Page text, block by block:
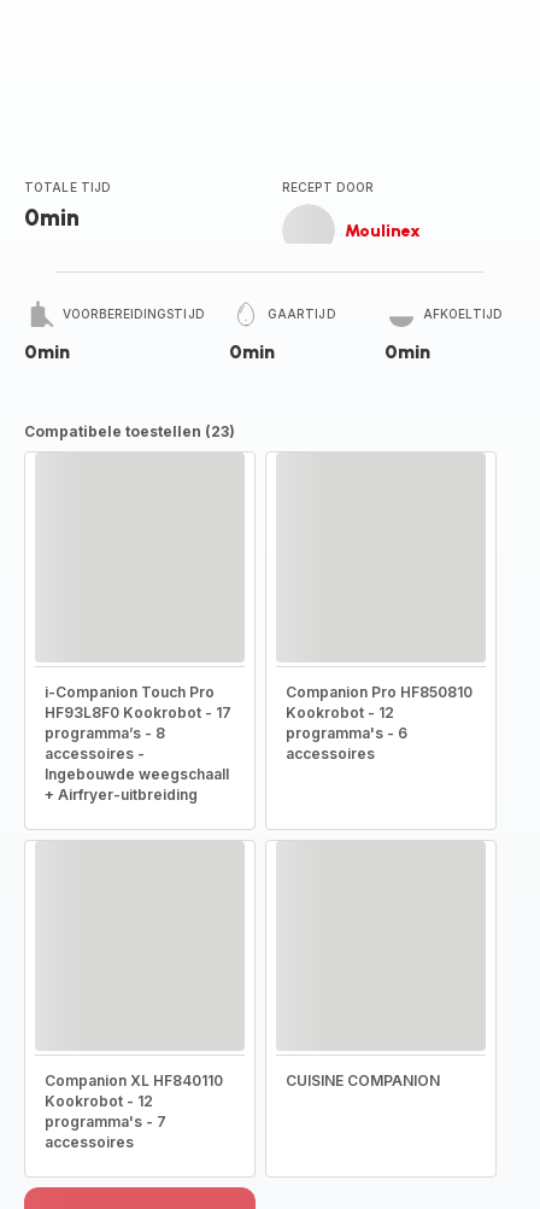
TOTALE TIJD
0min
RECEPT DOOR
Moulinex
VOORBEREIDINGSTIJD
0min
GAARTIJD
0min
AFKOELTIJD
0min
Compatibele toestellen (23)
i-Companion Touch Pro
HF93L8F0 Kookrobot - 17
programma’s - 8
accessoires -
Ingebouwde weegschaall
+ Airfryer-uitbreiding
Companion Pro HF850810
Kookrobot - 12
programma's - 6
accessoires
Companion XL HF840110
Kookrobot - 12
programma's - 7
accessoires
CUISINE COMPANION